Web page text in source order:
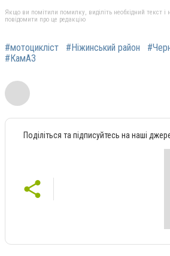
Якщо ви помітили помилку, виділіть необхідний текст і
повідомити про це редакцію
#мотоцикліст #Ніжинський район
#КамАЗ
Поділіться та підписуйтесь на наші